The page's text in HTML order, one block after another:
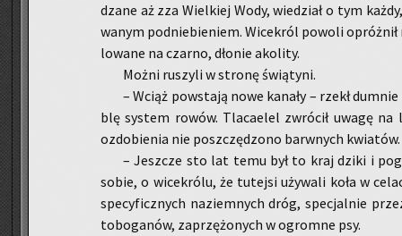
dza­ne aż zza Wiel­kiej Wody, wie­dział o tym
wa­nym pod­nie­bie­niem. Wi­ce­król po­wo­li opróż­nił
lo­wa­ne na czar­no, dło­nie ako­li­ty.
Możni ru­szy­li w stro­nę świą­ty­ni.
– Wciąż po­wsta­ją nowe ka­na­ły – rzekł
blę sys­tem rowów. Tla­ca­elel zwró­cił uwagę
ozdo­bie­nia nie po­szczę­dzo­no barw­nych kwia­tów.
– Jesz­cze sto lat temu był to kraj dziki i
sobie, o wi­ce­kró­lu, że tu­tej­si uży­wa­li koła w
spe­cy­ficz­nych na­ziem­nych dróg, spe­cjal­nie
to­bo­ga­nów, za­przę­żo­nych w ogrom­ne psy.